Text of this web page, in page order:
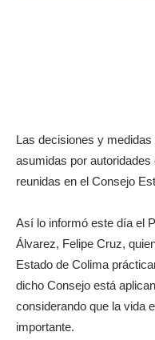
Las decisiones y
asumidas por
reunidas en el Consejo
Así lo informó este día el
Álvarez, Felipe Cruz,
Estado de Colima
dicho Consejo está
considerando que la vida
importante.